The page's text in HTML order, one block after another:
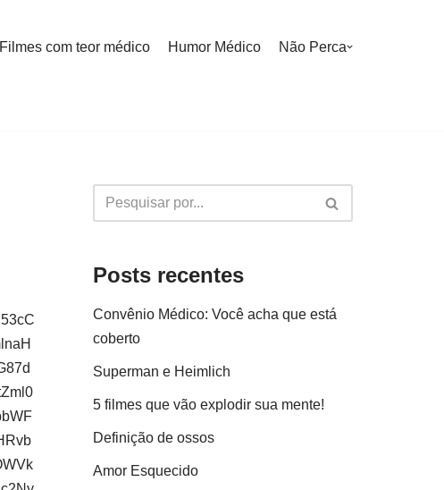
Filmes com teor médico Humor Médico Não Perca
Posts recentes
Convênio Médico: Você acha que está
coberto
Superman e Heimlich
5 filmes que vão explodir sua mente!
Definição de ossos
Amor Esquecido